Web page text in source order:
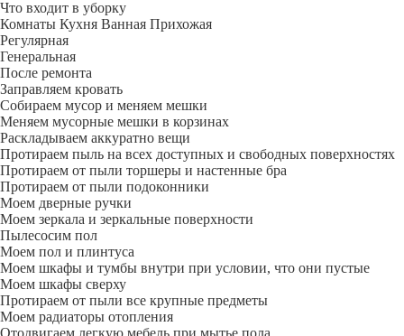
Что входит в уборку
Регу­лярная
Гене­ральная
После ремонта
Заправляем кровать
Собираем мусор и меняем мешки
Меняем мусорные мешки в корзинах
Раскладываем аккуратно вещи
Протираем пыль на всех доступных и свободных поверхностях
Протираем от пыли торшеры и настенные бра
Протираем от пыли подоконники
Моем дверные ручки
Моем зеркала и зеркальные поверхности
Пылесосим пол
Моем пол и плинтуса
Моем шкафы и тумбы внутри при условии, что они пустые
Моем шкафы сверху
Протираем от пыли все крупные предметы
Моем радиаторы отопления
Отодвигаем легкую мебель при мытье пола